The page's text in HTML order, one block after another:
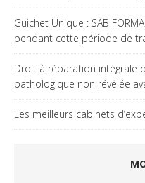
Guichet Unique : SAB
pendant cette période de
Droit à réparation intégrale
pathologique non révélée
Les meilleurs cabinets